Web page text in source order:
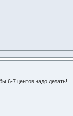
6-7 центов надо делать!